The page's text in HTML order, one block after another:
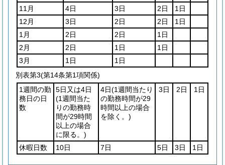
11月
4日 3日 2日
1日
12月
3日 2日 2日
1日
1月
2日 2日
1日
2月
2日 1日
1日
3月
1日
1日
別表第3(第14条第1項関係)
1週間の勤
務日の日
数
5日又は4日
(1週間当た
りの勤務時
間が29時間
以上の場合
に限る。)
4日(1週間当たり
の勤務時間が29
時間以上の場合
を除く。)
3日 2日 1日
休暇日数 10日 7日 5日 3日 1日